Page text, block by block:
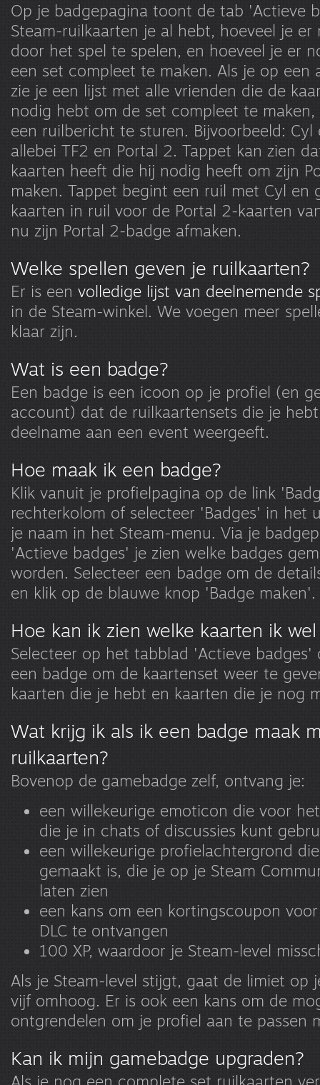
Op je badgepagina toont de tab 'Actieve
Steam-ruilkaarten je al hebt, hoeveel je
door het spel te spelen, en hoeveel je er
een set compleet te maken. Als je op een
zie je een lijst met alle vrienden die de
nodig hebt om de set compleet te
een ruilbericht te sturen. Bijvoorbeeld: Cyl
allebei TF2 en Portal 2. Tappet kan zien
kaarten heeft die hij nodig heeft om zijn
maken. Tappet begint een ruil met Cyl en
kaarten in ruil voor de Portal 2-kaarten
nu zijn Portal 2-badge afmaken.
Welke spellen geven je ruilkaarten?
Er is een volledige lijst van deelnemende
in de Steam-winkel. We voegen meer
klaar zijn.
Wat is een badge?
Een badge is een icoon op je profiel (en
account) dat de ruilkaartensets die je
deelname aan een event weergeeft.
Hoe maak ik een badge?
Klik vanuit je profielpagina op de link
rechterkolom of selecteer 'Badges' in het
je naam in het Steam-menu. Via je
'Actieve badges' je zien welke badges
worden. Selecteer een badge om de
en klik op de blauwe knop 'Badge maken'.
Hoe kan ik zien welke kaarten ik
Selecteer op het tabblad 'Actieve badges'
een badge om de kaartenset weer te
kaarten die je hebt en kaarten die je nog
Wat krijg ik als ik een badge maak
ruilkaarten?
Bovenop de gamebadge zelf, ontvang je:
een willekeurige emoticon die voor
die je in chats of discussies kunt
een willekeurige profielachtergrond
gemaakt is, die je op je Steam
laten zien
een kans om een kortingscoupon
DLC te ontvangen
100 XP, waardoor je Steam-level
Als je Steam-level stijgt, gaat de limiet op
vijf omhoog. Er is ook een kans om de
ontgrendelen om je profiel aan te passen
Kan ik mijn gamebadge upgraden?
Als je nog een complete set ruilkaarten